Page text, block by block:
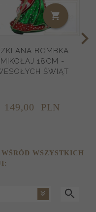
BOMBKA
MIKOŁAJ 18CM -
ŚWIĄT
149,00 PLN
WSZYSTKICH